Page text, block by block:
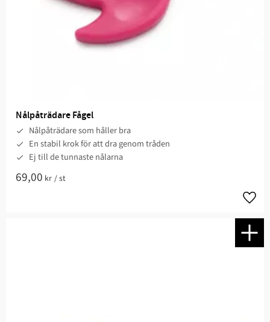
Nålpåträdare Fågel
Nålpåträdare som håller bra
En stabil krok för att dra genom tråden
Ej till de tunnaste nålarna
69,00 kr /st